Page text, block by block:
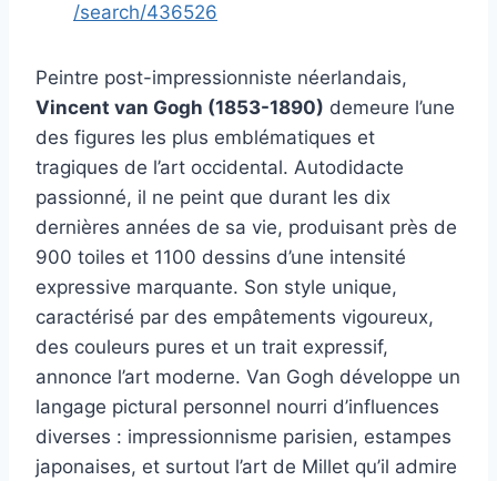
/search/436526
Peintre post-impressionniste néerlandais,
Vincent van Gogh (1853-1890) demeure l’une
des figures les plus emblématiques et
tragiques de l’art occidental. Autodidacte
passionné, il ne peint que durant les dix
dernières années de sa vie, produisant près de
900 toiles et 1100 dessins d’une intensité
expressive marquante. Son style unique,
caractérisé par des empâtements vigoureux,
des couleurs pures et un trait expressif,
annonce l’art moderne. Van Gogh développe un
langage pictural personnel nourri d’influences
diverses : impressionnisme parisien, estampes
japonaises, et surtout l’art de Millet qu’il admire